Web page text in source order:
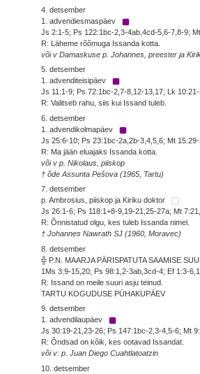
4. detsember
1. advendiesmaspäev
Js 2:1-5; Ps 122:1bc-2,3-4ab,4cd-5,6-7,8-9;
R: Läheme rõõmuga Issanda kotta.
või v Damaskuse p. Johannes, preester ja
5. detsember
1. advenditeisipäev
Js 11:1-9; Ps 72:1bc-2,7-8,12-13,17; Lk
R: Valitseb rahu, siis kui Issand tuleb.
6. detsember
1. advendikolmapäev
Js 25:6-10; Ps 23:1bc-2a,2b-3,4,5,6; Mt
R: Ma jään eluajaks Issanda kotta.
või v p. Nikolaus, piiskop
† õde Assunta Pešova (1965, Tartu)
7. detsember
p. Ambrosius, piiskop ja Kiriku doktor
Js 26:1-6; Ps 118:1+8-9,19-21,25-27a; Mt
R: Õnnistatud olgu, kes tuleb Issanda nimel.
† Johannes Nawrath SJ (1960, Moravec)
8. detsember
╬ P.N. MAARJA PÄRISPATUTA SAAMISE
1Ms 3:9-15,20; Ps 98:1,2-3ab,3cd-4; Ef 1:3-
R: Issand on meile suuri asju teinud.
TARTU KOGUDUSE PÜHAKUPÄEV
9. detsember
1. advendilaupäev
Js 30:19-21,23-26; Ps 147:1bc-2,3-4,5-6; Mt
R: Õndsad on kõik, kes ootavad Issandat.
või v: p. Juan Diego Cuahtlatoatzin
10. detsember